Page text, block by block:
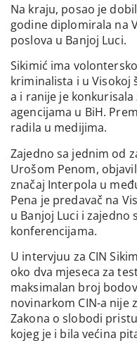
Na kraju, posao je
godine diplomirala na
poslova u Banjoj Luci.
Sikimić ima
kriminalista i u Visokoj
a i ranije je
agencijama u BiH.
radila u medijima.
Zajedno sa jednim od
Urošom Penom,
značaj Interpola u
Pena je predavač na
u Banjoj Luci i zajedno
konferencijama.
U intervjuu za CIN
oko dva mjeseca za
maksimalan broj
novinarkom CIN-a nije
Zakona o slobodi
kojeg je i bila većina